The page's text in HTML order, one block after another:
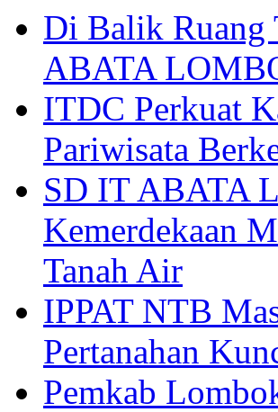
Di Balik Ruang
ABATA
ITDC Perkuat
Pariwisata
SD IT ABATA
Kemerdekaan
Tanah Air
IPPAT NTB
Pertanahan
Pemkab